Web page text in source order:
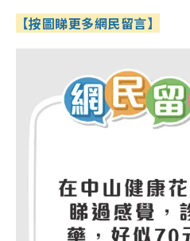
【按圖睇更多網民留言】